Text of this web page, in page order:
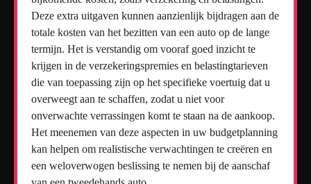
Deze extra uitgaven kunnen aanzienlijk bijdragen aan de
totale kosten van het bezitten van een auto op de lange
termijn. Het is verstandig om vooraf goed inzicht te
krijgen in de verzekeringspremies en belastingtarieven
die van toepassing zijn op het specifieke voertuig dat u
overweegt aan te schaffen, zodat u niet voor
onverwachte verrassingen komt te staan na de aankoop.
Het meenemen van deze aspecten in uw budgetplanning
kan helpen om realistische verwachtingen te creëren en
een weloverwogen beslissing te nemen bij de aanschaf